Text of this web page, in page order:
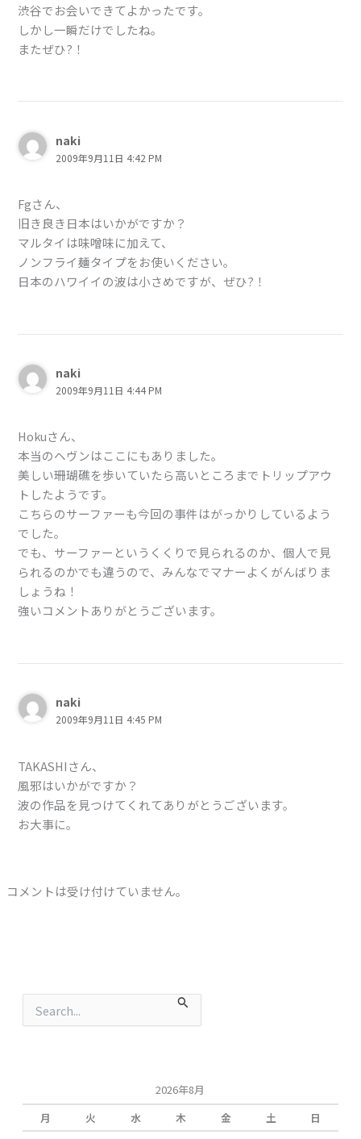
渋谷でお会いできてよかったです。
しかし一瞬だけでしたね。
またぜひ?！
naki
2009年9月11日 4:42 PM
Fgさん、
旧き良き日本はいかがですか？
マルタイは味噌味に加えて、
ノンフライ麺タイプをお使いください。
日本のハワイイの波は小さめですが、ぜひ?！
naki
2009年9月11日 4:44 PM
Hokuさん、
本当のヘヴンはここにもありました。
美しい珊瑚礁を歩いていたら高いところまでトリップアウ
トしたようです。
こちらのサーファーも今回の事件はがっかりしているよう
でした。
でも、サーファーというくくりで見られるのか、個人で見
られるのかでも違うので、みんなでマナーよくがんばりま
しょうね！
強いコメントありがとうございます。
naki
2009年9月11日 4:45 PM
TAKASHIさん、
風邪はいかがですか？
波の作品を見つけてくれてありがとうございます。
お大事に。
コメントは受け付けていません。
2026年8月
月
火 水 木 金 土
日